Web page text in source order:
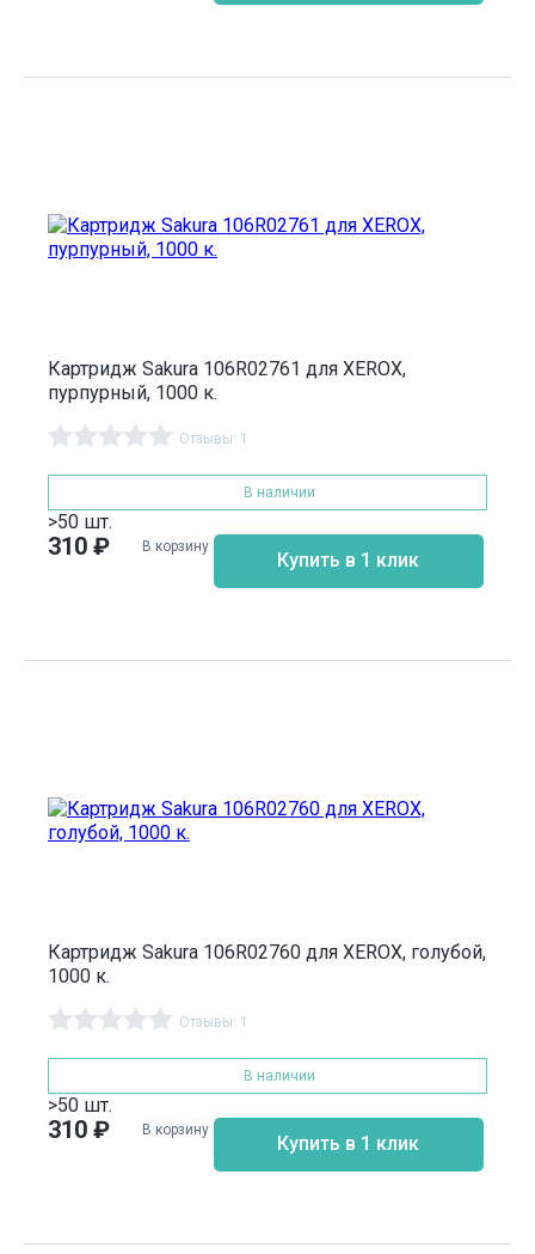
Картридж Sakura 106R02761 для XEROX,
пурпурный, 1000 к.
Отзывы: 1
В наличии
>50 шт.
310 ₽ В корзину
Купить в 1 клик
Картридж Sakura 106R02760 для XEROX, голубой,
1000 к.
Отзывы: 1
В наличии
>50 шт.
310 ₽ В корзину
Купить в 1 клик